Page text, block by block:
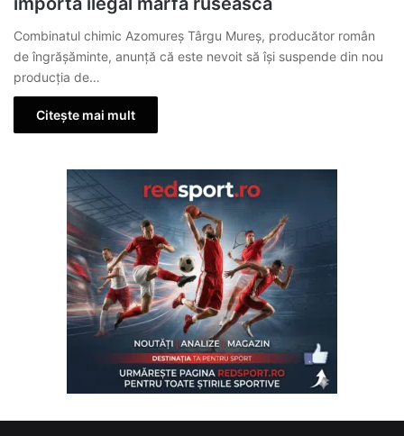
Combinatul chimic Azomureș Târgu Mureș, producător român
de îngrășăminte, anunță că este nevoit să își suspende din nou
producția de…
Citește mai mult